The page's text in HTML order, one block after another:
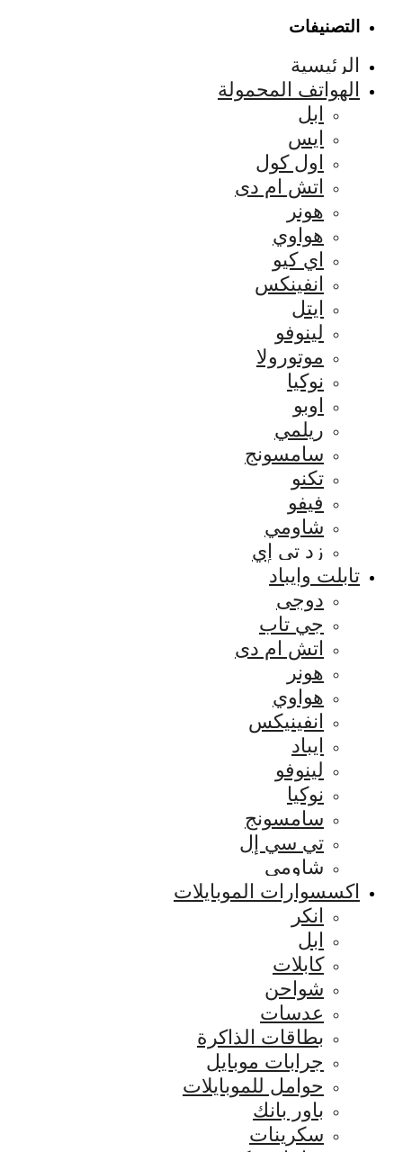
التصنيفات
الرئيسية
الهواتف المحمولة
ابل
ايس
اول كول
اتش ام دى
هونر
هواوي
اي كيو
انفينكس
ايتل
لينوفو
موتورولا
نوكيا
اوبو
ريلمي
سامسونج
تكنو
فيفو
شاومي
زد تي إي
تابلت وايباد
دوجى
جي تاب
اتش ام دى
هونر
هواوي
انفينيكس
ايباد
لينوفو
نوكيا
سامسونج
تي سي إل
شاومي
اكسسوارات الموبايلات
انكر
ابل
كابلات
شواحن
عدسات
بطاقات الذاكرة
جرابات موبايل
حوامل للموبايلات
باور بانك
سكرينات